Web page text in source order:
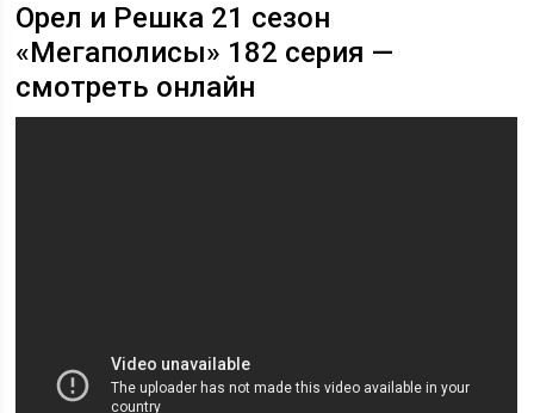
Орел и Решка 21 сезон
«Мегаполисы» 182 серия —
смотреть онлайн